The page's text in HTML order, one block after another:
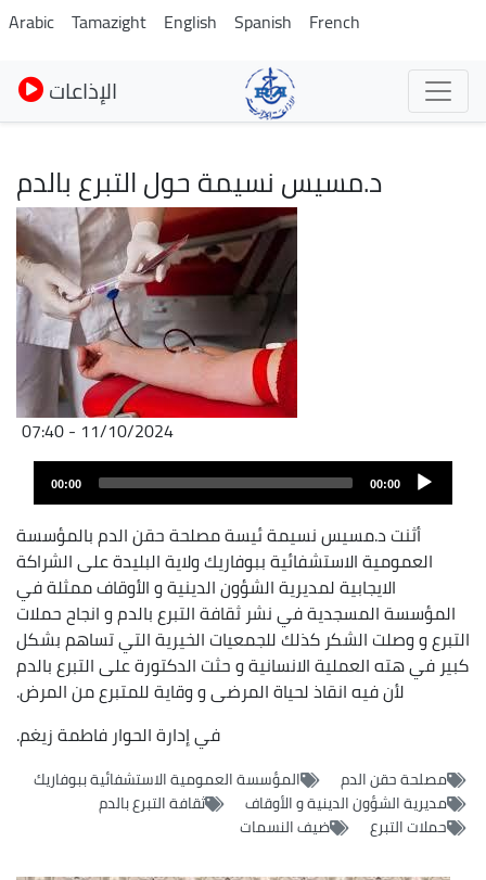
Skip
to
main
content
Arabic Tamazight English Spanish French
الإذاعات
د.مسيس نسيمة حول التبرع بالدم
11/10/2024 - 07:40
Audio
00:00
00:00
أثنت د.مسيس نسيمة ئيسة مصلحة حقن الدم بالمؤسسة
العمومية الاستشفائية ببوفاريك ولاية البليدة على الشراكة
الايجابية لمديرية الشؤون الدينية و الأوقاف ممثلة في
المؤسسة المسجدية في نشر ثقافة التبرع بالدم و انجاح حملات
التبرع و وصلت الشكر كذلك للجمعيات الخيرية التي تساهم بشكل
كبير في هته العملية الانسانية و حثت الدكتورة على التبرع بالدم
لأن فيه انقاذ لحياة المرضى و وقاية للمتبرع من المرض.
في إدارة الحوار فاطمة زيغم.
مصلحة حقن الدم
المؤسسة العمومية الاستشفائية ببوفاريك
مديرية الشؤون الدينية و الأوقاف
ثقافة التبرع بالدم
حملات التبرع
ضيف النسمات